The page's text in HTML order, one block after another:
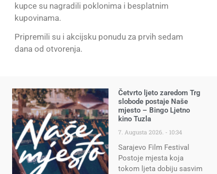
kupce su nagradili poklonima i besplatnim
kupovinama.
Pripremili su i akcijsku ponudu za prvih sedam
dana od otvorenja.
Četvrto ljeto zaredom Trg
slobode postaje Naše
mjesto – Bingo Ljetno
kino Tuzla
7. Augusta 2026. 10:34
Sarajevo Film Festival
Postoje mjesta koja
tokom ljeta dobiju sasvim